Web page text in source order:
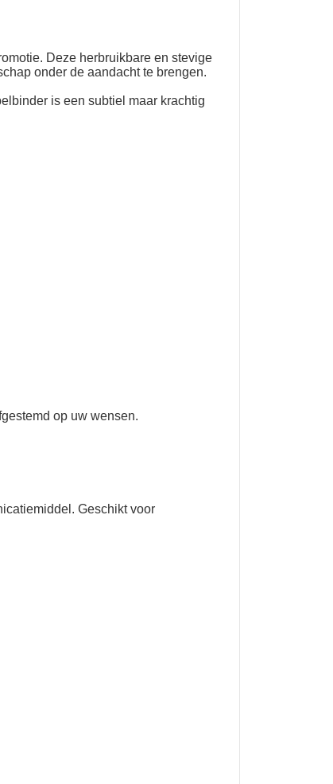
Deze herbruikbare en stevige
onder de aandacht te brengen.
is een subtiel maar krachtig
op uw wensen.
Geschikt voor